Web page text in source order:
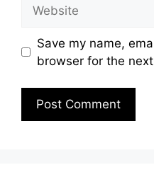
Save my name,
browser for the